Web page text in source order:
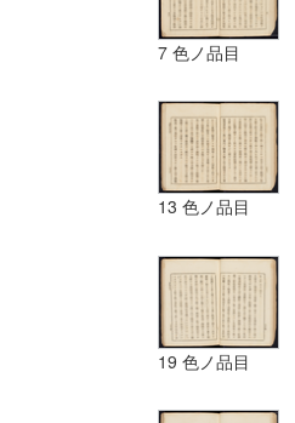
7 色ノ品目
13 色ノ品目
19 色ノ品目